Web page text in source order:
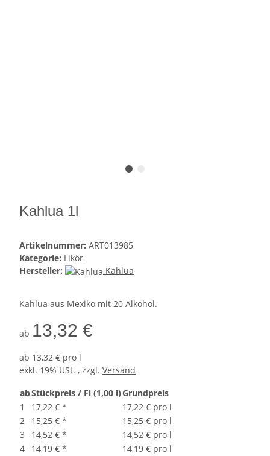
Kahlua 1l
Artikelnummer: ART013985
Kategorie: Likör
Hersteller:
Kahlua
Kahlua aus Mexiko mit 20 Alkohol.
ab 13,32 €
ab 13,32 € pro l
exkl. 19% USt. , zzgl. Versand
abStückpreis / Fl (1,00 l)Grundpreis
1
17,22 € *
17,22 € pro l
2
15,25 € *
15,25 € pro l
3
14,52 € *
14,52 € pro l
4
14,19 € *
14,19 € pro l